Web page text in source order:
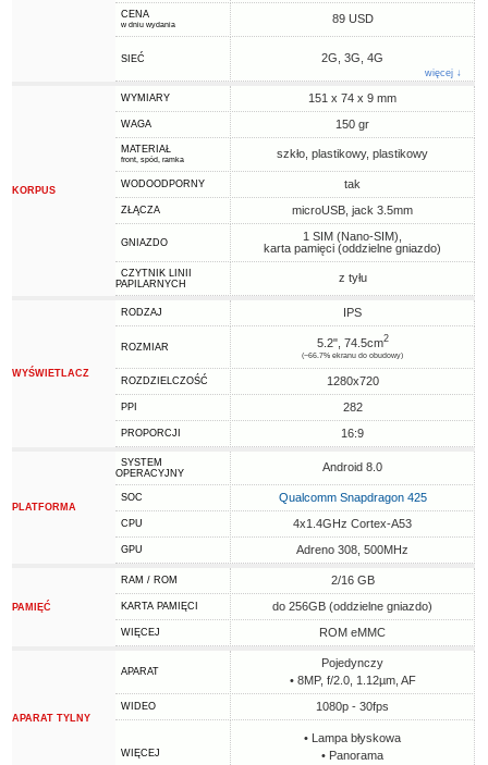
CENA
w dniu wydania 89 USD
SIEĆ 2G, 3G, 4G
więcej ↓
KORPUS
WYMIARY 151 x 74 x 9 mm
WAGA 150 gr
MATERIAŁ
front, spód, ramka szkło, plastikowy, plastikowy
WODOODPORNY tak
ZŁĄCZA microUSB, jack 3.5mm
GNIAZDO
1 SIM (Nano-SIM),
karta pamięci (oddzielne gniazdo)
CZYTNIK LINII
PAPILARNYCH
z tyłu
WYŚWIETLACZ
RODZAJ IPS
ROZMIAR 5.2", 74.5cm2
(~66.7% ekranu do obudowy)
ROZDZIELCZOŚĆ 1280x720
PPI 282
PROPORCJI 16:9
PLATFORMA
SYSTEM
OPERACYJNY
Android 8.0
SOC Qualcomm Snapdragon 425
CPU 4x1.4GHz Cortex-A53
GPU Adreno 308, 500MHz
PAMIĘĆ
RAM / ROM 2/16 GB
KARTA PAMIĘCI do 256GB (oddzielne gniazdo)
WIĘCEJ ROM eMMC
APARAT TYLNY
APARAT
Pojedynczy
• 8MP, f/2.0, 1.12µm, AF
WIDEO 1080p - 30fps
WIĘCEJ
• Lampa błyskowa
• Panorama